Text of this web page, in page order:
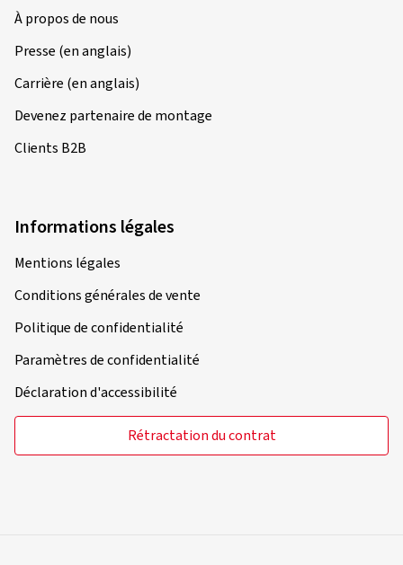
À propos de nous
Presse (en anglais)
Carrière (en anglais)
Devenez partenaire de montage
Clients B2B
Informations légales
Mentions légales
Conditions générales de vente
Politique de confidentialité
Paramètres de confidentialité
Déclaration d'accessibilité
Rétractation du contrat